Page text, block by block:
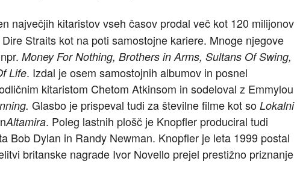
največjih kitaristov vseh časov prodal več kot 120 milijonov
Straits kot na poti samostojne kariere. Mnoge njegove
Money For Nothing, Brothers in Arms, Sultans Of Swing,
Life. Izdal je osem samostojnih albumov in posnel
kitaristom Chetom Atkinsom in sodeloval z Emmylou
Glasbo je prispeval tudi za številne filme kot so Lokalni
Altamira. Poleg lastnih plošč je Knopfler produciral tudi
Bob Dylan in Randy Newman. Knopfler je leta 1999 postal
britanske nagrade Ivor Novello prejel prestižno priznanje